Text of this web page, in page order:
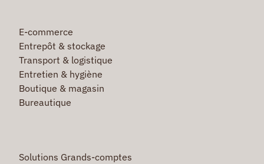
E-commerce
Entrepôt & stockage
Transport & logistique
Entretien & hygiène
Boutique & magasin
Bureautique
Solutions Grands-comptes